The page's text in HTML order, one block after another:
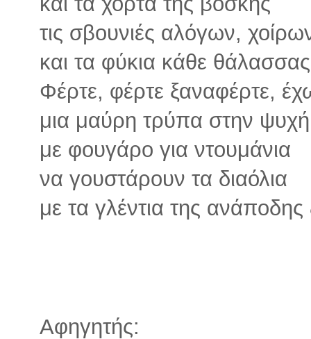
τις σβουνιές αλόγων,
και τα φύκια κάθε
Φέρτε, φέρτε ξαναφέρτε,
μια μαύρη τρύπα στην ψυχή
με φουγάρο για ντουμάνια
να γουστάρουν τα διαόλια
με τα γλέντια της
Αφηγητής: